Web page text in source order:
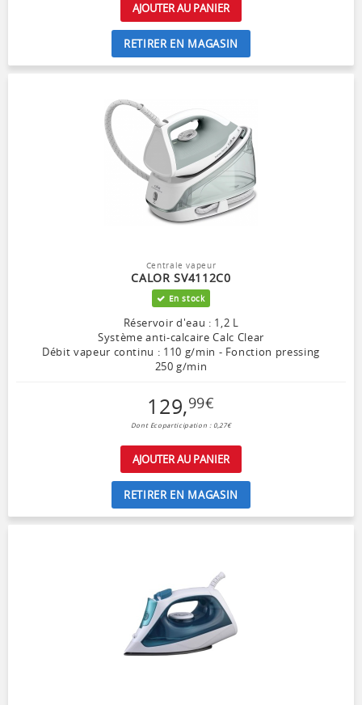
AJOUTER AU PANIER
RETIRER EN MAGASIN
Centrale vapeur
CALOR SV4112C0
En stock
Réservoir d'eau : 1,2 L
Système anti-calcaire Calc Clear
Débit vapeur continu : 110 g/min - Fonction pressing
250 g/min
129,99€
Dont Ecoparticipation : 0,27€
AJOUTER AU PANIER
RETIRER EN MAGASIN